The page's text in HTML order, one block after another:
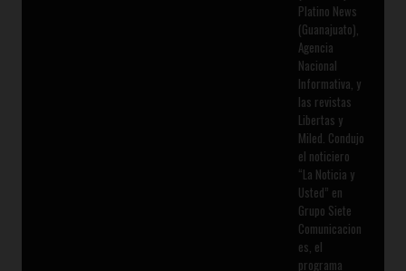
Platino News
(Guanajuato),
Agencia
Nacional
Informativa, y
las revistas
Libertas y
Miled. Condujo
el noticiero
“La Noticia y
Usted” en
Grupo Siete
Comunicacion
es, el
programa